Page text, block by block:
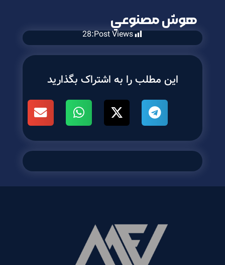
هوش مصنوعي
Post Views:
28
این مطلب را به اشتراک بگذارید